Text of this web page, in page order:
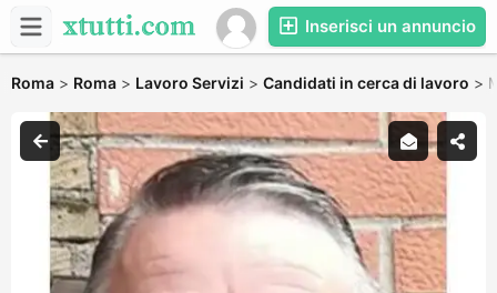
Inserisci un annuncio
Roma > Roma > Lavoro Servizi > Candidati in cerca di lavoro >